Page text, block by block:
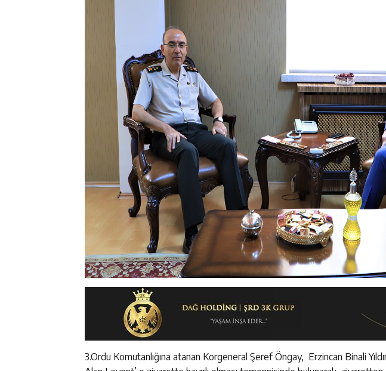
3.Ordu Komutanlığına atanan Korgeneral Şeref Öngay, Erzincan Binali